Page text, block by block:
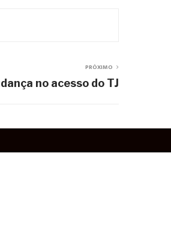
PRÓXIMO
no acesso do TJ